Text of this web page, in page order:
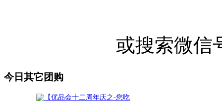
或搜索微信
今日其它团购